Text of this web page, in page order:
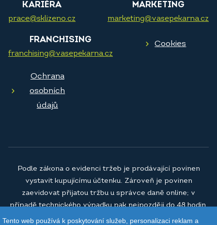
KARIÉRA
prace@sklizeno.cz
MARKETING
marketing@vasepekarna.cz
FRANCHISING
franchising@vasepekarna.cz
Cookies
Ochrana
osobních
údajů
© 2026Vaše pekárna a.s.
Podle zákona o evidenci tržeb je prodávající povinen
vystavit kupujícímu účtenku. Zároveň je povinen
zaevidovat přijatou tržbu u správce daně online; v
případě technického výpadku pak nejpozději do 48 hodin.
Tento web používá k poskytování služeb, personalizaci reklam a